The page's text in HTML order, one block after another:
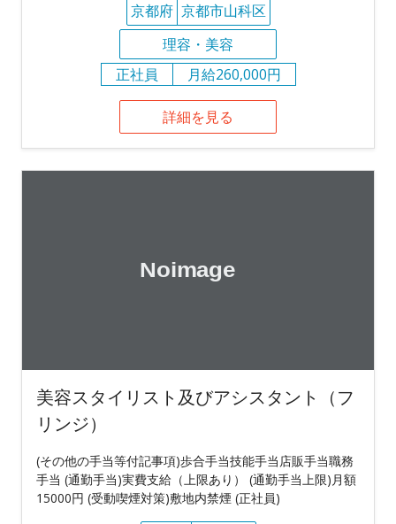
京都府 京都市山科区
理容・美容
正社員
月給260,000円
詳細を見る
美容スタイリスト及びアシスタント（フ
リンジ）
(その他の手当等付記事項)歩合手当技能手当店販手当職務
手当 (通勤手当)実費支給（上限あり） (通勤手当上限)月額
15000円 (受動喫煙対策)敷地内禁煙 (正社員)